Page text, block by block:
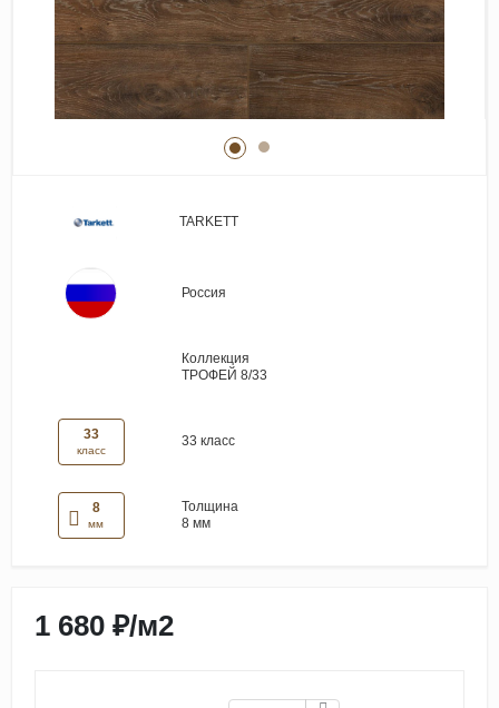
Стеновые панели
Лепнина
Клеевая продукция
Паркетные лаки и масла
TARKETT
Россия
Коллекция
ТРОФЕЙ 8/33
33
класс
33 класс
8
мм
Толщина
8 мм
1 680 ₽/м2